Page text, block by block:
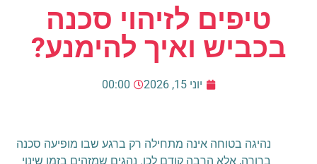
טיפים לזיהוי סכנה
בכביש ואיך להימנע?
יוני 15, 2026 00:00
נהיגה בטוחה אינה מתחילה רק ברגע שבו מופיעה סכנה
ברורה, אלא הרבה קודם לכן. נהגים שמזהים בזמן שינוי